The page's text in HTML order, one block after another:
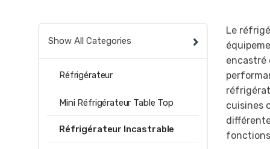
Le
encastré
cuisines
Show All Categories
Réfrigérateur
Mini Réfrigérateur Table Top
Réfrigérateur Incastrable